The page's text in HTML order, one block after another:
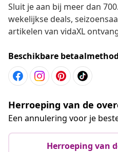
Sluit je aan bij meer dan
wekelijkse deals,
artikelen van vidaXL
Beschikbare
Herroeping van de
Een annulering voor je
Herroeping van